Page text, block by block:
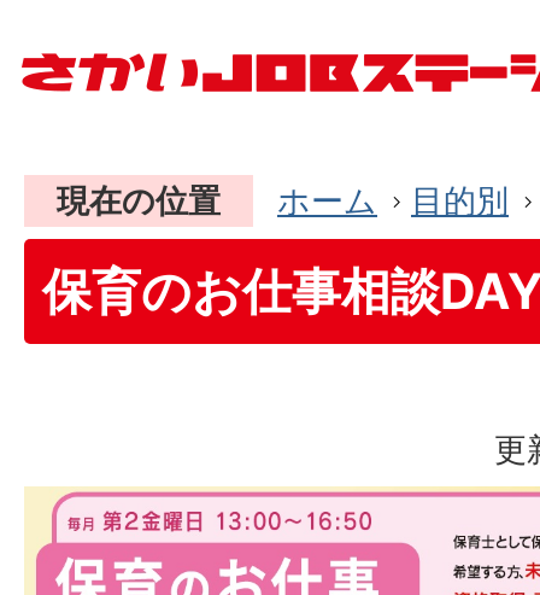
現在の位置 ホーム 目的別
保育のお仕事相談
更